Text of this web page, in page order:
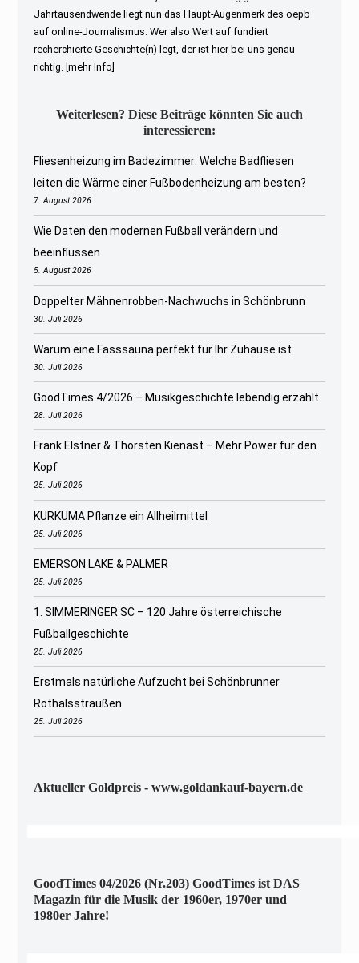
Jahrtausendwende liegt nun das Haupt-Augenmerk des oepb
auf online-Journalismus. Wer also Wert auf fundiert
recherchierte Geschichte(n) legt, der ist hier bei uns genau
richtig.
[mehr Info]
Weiterlesen? Diese Beiträge könnten Sie auch
interessieren:
Fliesenheizung im Badezimmer: Welche Badfliesen
leiten die Wärme einer Fußbodenheizung am besten?
7. August 2026
Wie Daten den modernen Fußball verändern und
beeinflussen
5. August 2026
Doppelter Mähnenrobben-Nachwuchs in Schönbrunn
30. Juli 2026
Warum eine Fasssauna perfekt für Ihr Zuhause ist
30. Juli 2026
GoodTimes 4/2026 – Musikgeschichte lebendig erzählt
28. Juli 2026
Frank Elstner & Thorsten Kienast – Mehr Power für den
Kopf
25. Juli 2026
KURKUMA Pflanze ein Allheilmittel
25. Juli 2026
EMERSON LAKE & PALMER
25. Juli 2026
1. SIMMERINGER SC – 120 Jahre österreichische
Fußballgeschichte
25. Juli 2026
Erstmals natürliche Aufzucht bei Schönbrunner
Rothalsstraußen
25. Juli 2026
Aktueller Goldpreis - www.goldankauf-bayern.de
GoodTimes 04/2026 (Nr.203) GoodTimes ist DAS
Magazin für die Musik der 1960er, 1970er und
1980er Jahre!